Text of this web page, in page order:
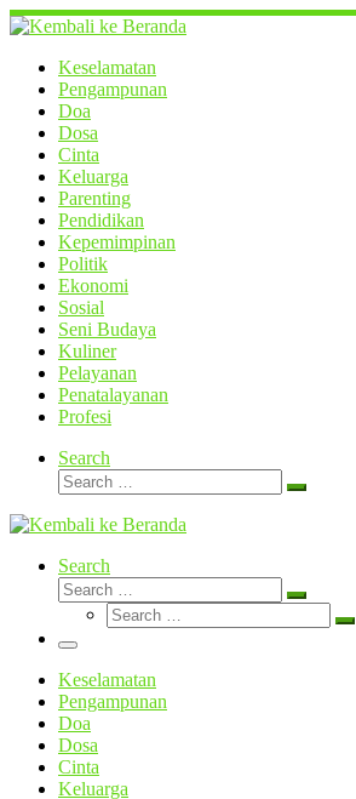
Skip
to
contentKeselamatan
Pengampunan
Doa
Dosa
Cinta
Keluarga
Parenting
Pendidikan
Kepemimpinan
Politik
Ekonomi
Sosial
Seni Budaya
Kuliner
Pelayanan
Penatalayanan
Profesi
Search
Search
Search
Search
Search
Search
Search
Menu
Keselamatan
Pengampunan
Doa
Dosa
Cinta
Keluarga